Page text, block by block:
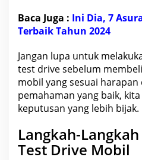
Baca Juga : Ini Dia, 7
Terbaik Tahun 2024
Jangan lupa untuk
test drive sebelum
mobil yang sesuai
pemahaman yang baik,
keputusan yang lebih bijak.
Langkah-
Test Drive Mobil